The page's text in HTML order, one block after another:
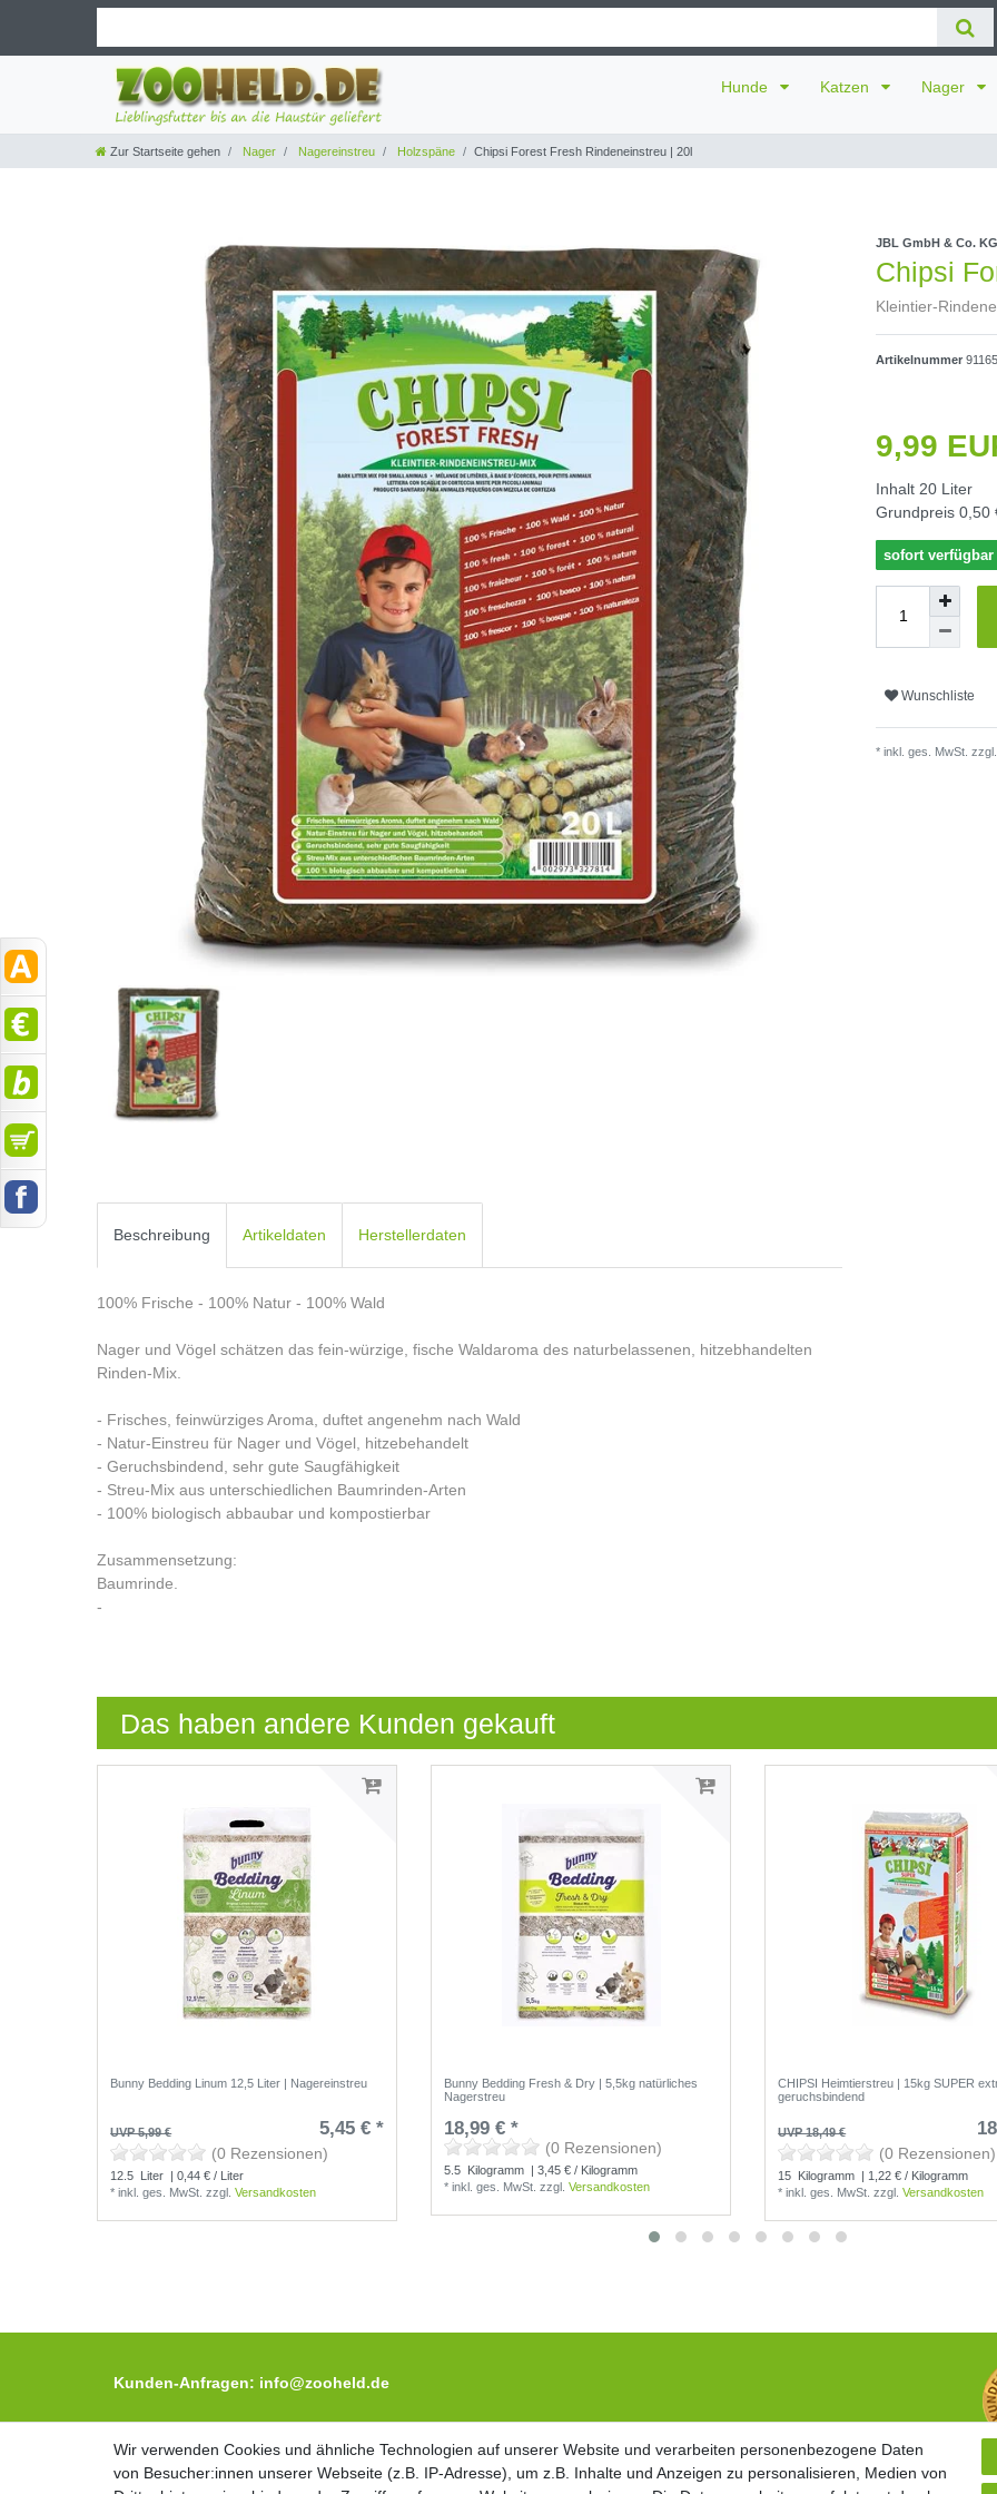
Hunde Katzen Nager
Zur Startseite gehen Nager Nagereinstreu Holzspäne Chipsi Forest Fresh Rindeneinstreu | 20l
JBL GmbH & Co. KG
Chipsi
Kleintier-
Artikelnummer
9,99
Inhalt 20 Liter
Grundpreis 0,50
sofort verfügbar
Wunschliste
* inkl. ges. MwSt. zzgl.
Beschreibung Artikeldaten Herstellerdaten
100% Frische - 100% Natur - 100% Wald
Nager und Vögel schätzen das fein-würzige, fische Waldaroma des naturbelassenen, hitzebhandelten
Rinden-Mix.
- Frisches, feinwürziges Aroma, duftet angenehm nach Wald
- Natur-Einstreu für Nager und Vögel, hitzebehandelt
- Geruchsbindend, sehr gute Saugfähigkeit
- Streu-Mix aus unterschiedlichen Baumrinden-Arten
- 100% biologisch abbaubar und kompostierbar
Zusammensetzung:
Baumrinde.
-
Das haben andere Kunden gekauft
Bunny Bedding Linum 12,5 Liter | Nagereinstreu
UVP 5,99 € 5,45 € *
(0 Rezensionen)
12.5 Liter | 0,44 € / Liter
*inkl. ges. MwSt. zzgl.Versandkosten
Bunny Bedding Fresh & Dry | 5,5kg natürliches
Nagerstreu
18,99 € *
(0 Rezensionen)
5.5 Kilogramm | 3,45 € / Kilogramm
*inkl. ges. MwSt. zzgl.Versandkosten
CHIPSI Heimtierstreu | 15kg SUPER
geruchsbindend
UVP 18,49 €
(0 Rezensionen)
15 Kilogramm | 1,22 € / Kilogramm
*inkl. ges. MwSt. zzgl.Versandkosten
Kunden-Anfragen: info@zooheld.de
Über uns
Zahlung und Versand
Widerrufsrecht
Vertrag widerrufen
Wir verwenden Cookies und ähnliche Technologien auf unserer Website und verarbeiten personenbezogene Daten
von Besucher:innen unserer Webseite (z.B. IP-Adresse), um z.B. Inhalte und Anzeigen zu personalisieren, Medien von
Wir verwenden Cookies und ähnliche Technologien auf unserer Website und verarbeiten personenbezogene Daten
von Besucher:innen unserer Webseite (z.B. IP-Adresse), um z.B. Inhalte und Anzeigen zu personalisieren, Medien von